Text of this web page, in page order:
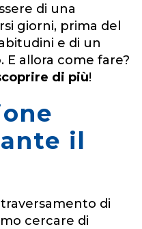
di una
giorni, prima del
e di un
E allora come fare?
di più!
il
di
cercare di